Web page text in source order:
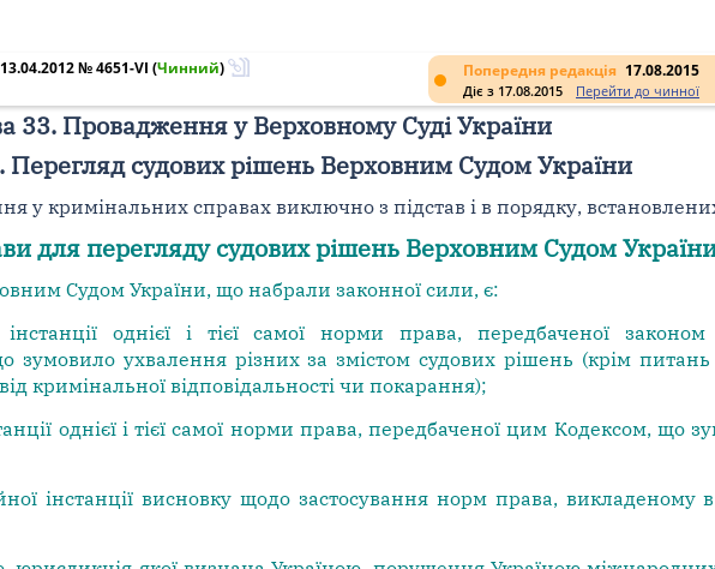
Попередня редакція 17.08.2015
Діє з 17.08.2015 Перейти до чинної
№ 4651-VI (Чинний)